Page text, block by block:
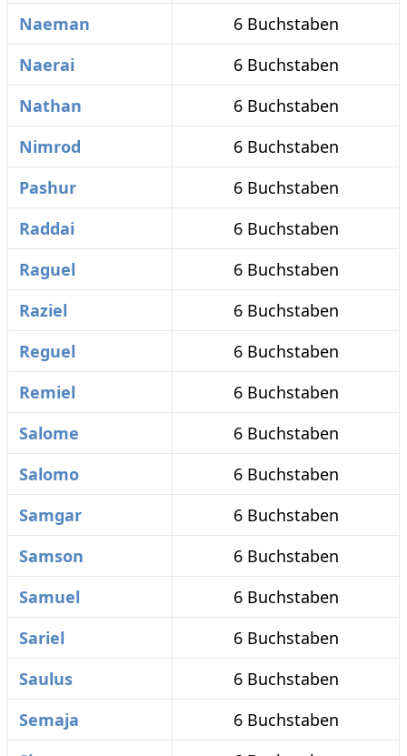
Naeman
6 Buchstaben
Naerai
6 Buchstaben
Nathan
6 Buchstaben
Nimrod
6 Buchstaben
Pashur
6 Buchstaben
Raddai
6 Buchstaben
Raguel
6 Buchstaben
Raziel
6 Buchstaben
Reguel
6 Buchstaben
Remiel
6 Buchstaben
Salome
6 Buchstaben
Salomo
6 Buchstaben
Samgar
6 Buchstaben
Samson
6 Buchstaben
Samuel
6 Buchstaben
Sariel
6 Buchstaben
Saulus
6 Buchstaben
Semaja
6 Buchstaben